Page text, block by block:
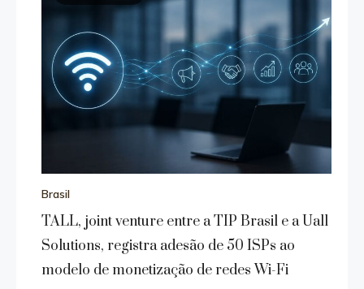
Brasil
TALL, joint venture entre a TIP Brasil e a Uall
Solutions, registra adesão de 50 ISPs ao
modelo de monetização de redes Wi-Fi